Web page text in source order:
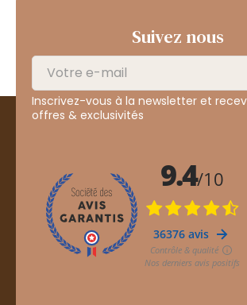
Suivez nous
Inscrivez-vous à la newsletter et
offres & exclusivités